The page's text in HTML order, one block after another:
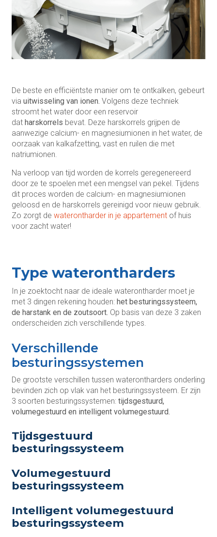
De beste en efficiëntste manier om te ontkalken, gebeurt
via uitwisseling van ionen. Volgens deze techniek
stroomt het water door een reservoir
dat harskorrels bevat. Deze harskorrels grijpen de
aanwezige calcium- en magnesiumionen in het water, de
oorzaak van kalkafzetting, vast en ruilen die met
natriumionen.
Na verloop van tijd worden de korrels geregenereerd
door ze te spoelen met een mengsel van pekel. Tijdens
dit proces worden de calcium- en magnesiumionen
geloosd en de harskorrels gereinigd voor nieuw gebruik.
Zo zorgt de waterontharder in je appartement of huis
voor zacht water!
Type waterontharders
In je zoektocht naar de ideale waterontharder moet je
met 3 dingen rekening houden: het besturingssysteem,
de harstank en de zoutsoort. Op basis van deze 3 zaken
onderscheiden zich verschillende types.
Verschillende
besturingssystemen
De grootste verschillen tussen waterontharders onderling
bevinden zich op vlak van het besturingssysteem. Er zijn
3 soorten besturingssystemen: tijdsgestuurd,
volumegestuurd en intelligent volumegestuurd.
Tijdsgestuurd
besturingssysteem
Volumegestuurd
besturingssysteem
Intelligent volumegestuurd
besturingssysteem